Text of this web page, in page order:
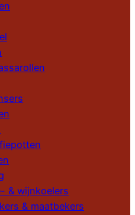
& wijnkoelers
& maatbekers